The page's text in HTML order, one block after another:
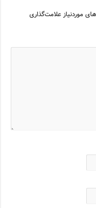
موردنیاز علامت‌گذاری